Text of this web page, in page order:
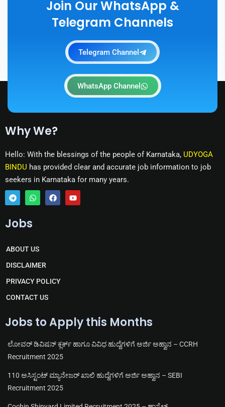
Join Our WhatsApp &
Telegram Channels
Telegram Channel
WhatsApp Channel
Why We?
Hello: With the blessings of the people of Karnataka, UDYOGA
BINDU has provided clear and accurate job information to job
seekers in Karnataka for many years.
T
l
r
a
m
W
a
a
p
p
F Y
Jobs
ABOUT US
DISCLAIMER
PRIVACY POLICY
CONTACT US
Jobs to Apply this Months
ಲೋವರ್ ಡಿವಿಷನ್ ಕ್ಲರ್ಕ್ ಹಾಗೂ ವಿವಿಧ ಹುದ್ದೆಗಳಿಗೆ ಅರ್ಜಿ ಅಹ್ವಾನ – CCRH
Recruitment 2025
110 ಅಸಿಸ್ಟಂಟ್ ಮ್ಯಾನೇಜರ್ ಖಾಲಿ ಹುದ್ದೆಗಳಿಗೆ ಅರ್ಜಿ ಅಹ್ವಾನ – SEBI
Recruitment 2025